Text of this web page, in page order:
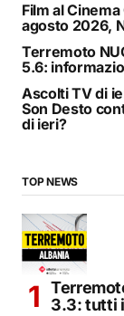
Film al
agosto 2026,
Terremoto
5.6:
Ascolti TV di
Son Desto
di ieri?
TOP NEWS
3.3: tutti